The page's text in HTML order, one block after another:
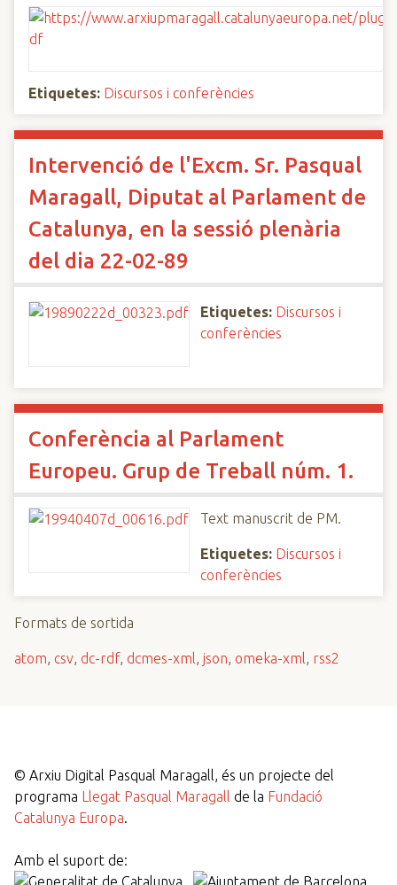
Etiquetes: Discursos i conferències
Intervenció de l'Excm. Sr. Pasqual
Maragall, Diputat al Parlament de
Catalunya, en la sessió plenària
del dia 22-02-89
Etiquetes: Discursos i
conferències
Conferència al Parlament
Europeu. Grup de Treball núm. 1.
Text manuscrit de PM.
Etiquetes: Discursos i
conferències
Formats de sortida
atom, csv, dc-rdf, dcmes-xml, json, omeka-xml, rss2
© Arxiu Digital Pasqual Maragall, és un projecte del
programa Llegat Pasqual Maragall de la Fundació
Catalunya Europa.
Amb el suport de: